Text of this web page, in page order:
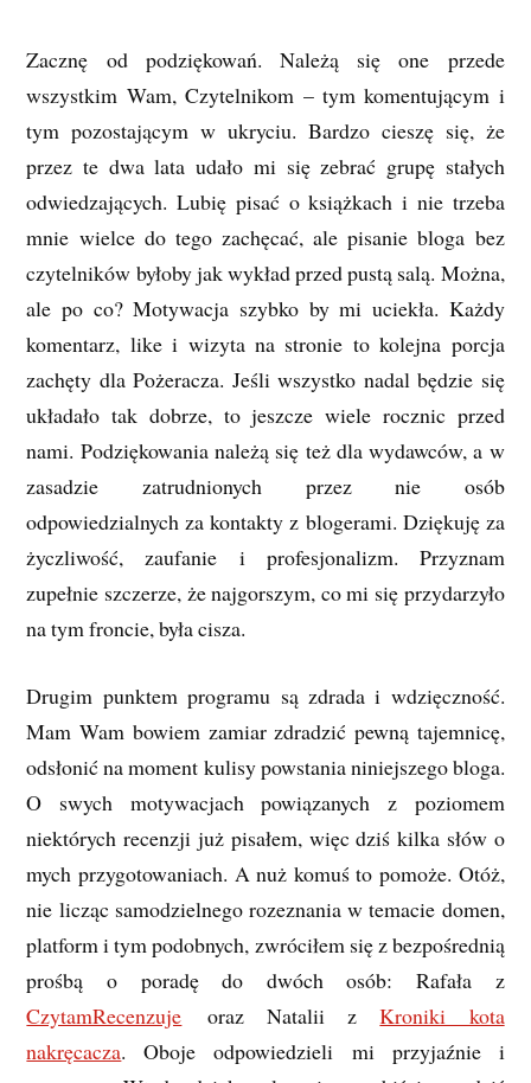
Zacznę od podziękowań. Należą się one przede
wszystkim Wam, Czytelnikom – tym komentującym i
tym pozostającym w ukryciu. Bardzo cieszę się, że
przez te dwa lata udało mi się zebrać grupę stałych
odwiedzających. Lubię pisać o książkach i nie trzeba
mnie wielce do tego zachęcać, ale pisanie bloga bez
czytelników byłoby jak wykład przed pustą salą. Można,
ale po co? Motywacja szybko by mi uciekła. Każdy
komentarz, like i wizyta na stronie to kolejna porcja
zachęty dla Pożeracza. Jeśli wszystko nadal będzie się
układało tak dobrze, to jeszcze wiele rocznic przed
nami. Podziękowania należą się też dla wydawców, a w
zasadzie zatrudnionych przez nie osób
odpowiedzialnych za kontakty z blogerami. Dziękuję za
życzliwość, zaufanie i profesjonalizm. Przyznam
zupełnie szczerze, że najgorszym, co mi się przydarzyło
na tym froncie, była cisza.
Drugim punktem programu są zdrada i wdzięczność.
Mam Wam bowiem zamiar zdradzić pewną tajemnicę,
odsłonić na moment kulisy powstania niniejszego bloga.
O swych motywacjach powiązanych z poziomem
niektórych recenzji już pisałem, więc dziś kilka słów o
mych przygotowaniach. A nuż komuś to pomoże. Otóż,
nie licząc samodzielnego rozeznania w temacie domen,
platform i tym podobnych, zwróciłem się z bezpośrednią
prośbą o poradę do dwóch osób: Rafała z
CzytamRecenzuje oraz Natalii zKroniki kota
nakręcacza. Oboje odpowiedzieli mi przyjaźnie i